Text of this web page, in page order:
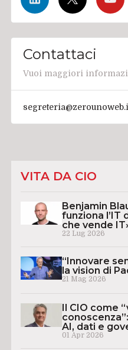
Contattaci
Vuoi maggiori
VITA DA CIO
Benjamin
funziona l’IT
che vende
22 Lug 2026
“Innovare
la vision di
21 Mag 2026
Il CIO come
AI, dati e
01 Apr 2026